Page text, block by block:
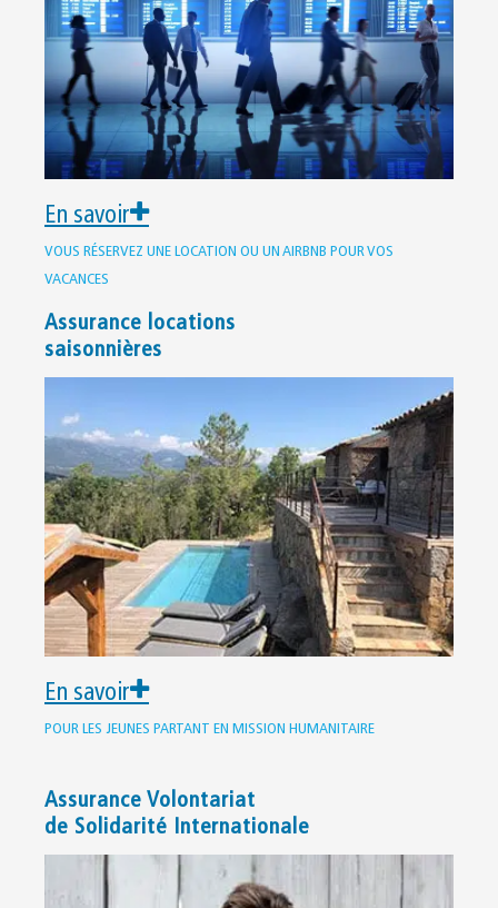
En savoir
VOUS RÉSERVEZ UNE LOCATION OU UN AIRBNB POUR VOS
VACANCES
Assurance locations
saisonnières
En savoir
POUR LES JEUNES PARTANT EN MISSION HUMANITAIRE
Assurance Volontariat
de Solidarité Internationale